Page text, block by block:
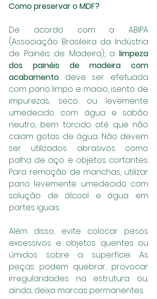
Como preservar o MDF?
De acordo com a ABIPA
(Associação Brasileira da Indústria
de Painéis de Madeira), a limpeza
dos painéis de madeira com
acabamento deve ser efetuada
com pano limpo e macio, isento de
impurezas, seco ou levemente
umedecido com água e sabão
neutro, bem torcido até que não
caiam gotas de água. Não devem
ser utilizados abrasivos como
palha de aço e objetos cortantes.
Para remoção de manchas, utilizar
pano levemente umedecido com
solução de álcool e água em
partes iguais.
Além disso, evite colocar pesos
excessivos e objetos quentes ou
úmidos sobre a superfície. As
peças podem quebrar, provocar
irregularidades na estrutura ou,
ainda, deixa marcas permanentes.